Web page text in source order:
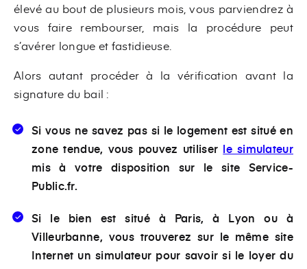
élevé au bout de plusieurs mois, vous parviendrez à
vous faire rembourser, mais la procédure peut
s’avérer longue et fastidieuse.
Alors autant procéder à la vérification avant la
signature du bail :
Si vous ne savez pas si le logement est situé en
zone tendue, vous pouvez utiliser le simulateur
mis à votre disposition sur le site Service-
Public.fr.
Si le bien est situé à Paris, à Lyon ou à
Villeurbanne, vous trouverez sur le même site
Internet un simulateur pour savoir si le loyer du